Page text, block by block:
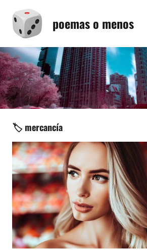
contenido
poemas o menos
🏷️ mercancía